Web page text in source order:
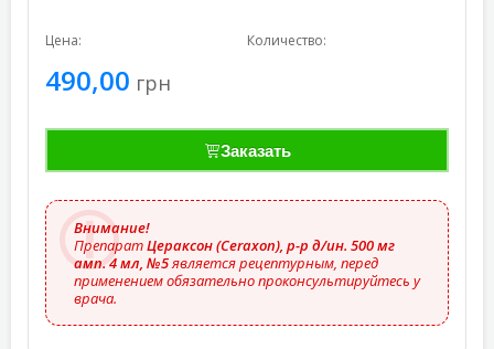
Цена:
490,00 грн
Количество:
Заказать
Внимание!
ПрепаратЦераксон (Ceraxon), р-р д/ин. 500 мг
амп. 4 мл, №5является рецептурным, перед
применением обязательно проконсультируйтесь у
врача.